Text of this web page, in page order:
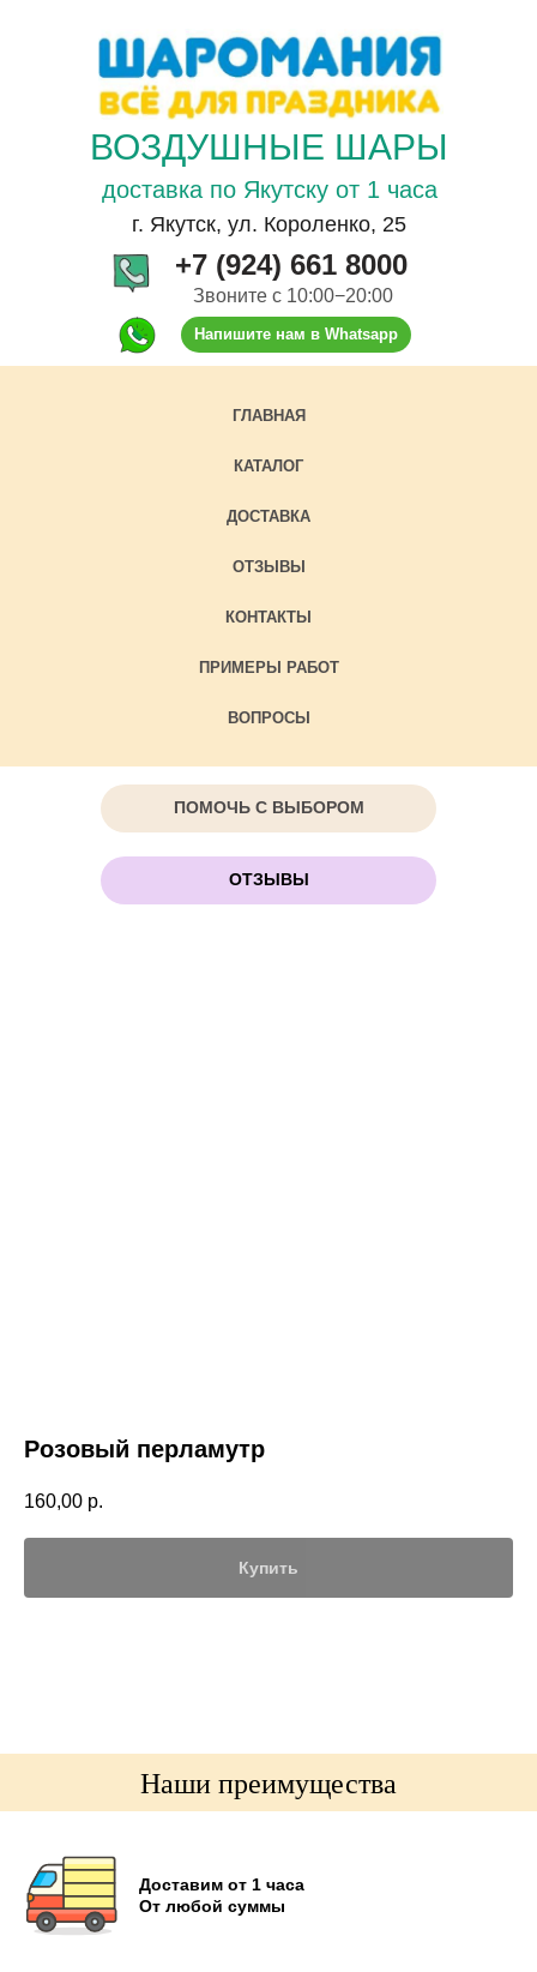
ВОЗДУШНЫЕ ШАРЫ
доставка по Якутску от 1 часа
г. Якутск, ул. Короленко, 25
+7 (924) 661 8000
Напишите нам в Whatsapp
Звоните с 10:00−20:00
ГЛАВНАЯ
КАТАЛОГ
ДОСТАВКА
ОТЗЫВЫ
КОНТАКТЫ
ПРИМЕРЫ РАБОТ
ВОПРОСЫ
ПОМОЧЬ С ВЫБОРОМ
ОТЗЫВЫ
Розовый перламутр
160,00 р.
Купить
Наши преимущества
Доставим от 1 часа
От любой суммы